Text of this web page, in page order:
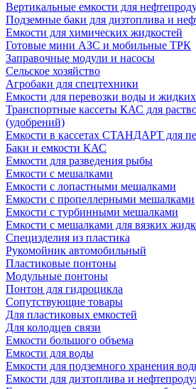
Вертикальные емкости для
Подземные баки для дизтоплива и
Емкости для химических жидкостей
Готовые мини АЗС и мобильные ТРК
Заправочные модули и насосы
Сельское хозяйство
Агробаки для спецтехники
Емкости для перевозки воды и
Транспортные кассеты КАС для
(удобрений)
Емкости в кассетах СТАНДАРТ для
Баки и емкости КАС
Емкости для разведения рыбы
Емкости с мешалками
Емкости с лопастными мешалками
Емкости с пропеллерными мешалками
Емкости с турбинными мешалками
Емкости с мешалками для вязких
Специзделия из пластика
Рукомойник автомобильный
Пластиковые понтоны
Модульные понтоны
Понтон для гидроцикла
Сопутствующие товары
Для пластиковых емкостей
Для колодцев связи
Емкости большого объема
Емкости для воды
Емкости для подземного хранения
Емкости для дизтоплива и